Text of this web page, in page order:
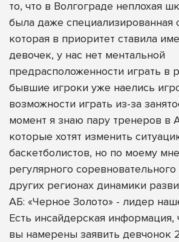
то, что в Волгограде неплохая
была даже специализированная
которая в приоритет ставила
девочек, у нас нет ментальной
предрасположенности играть в
бывшие игроки уже наелись
возможности играть из-за
момент я знаю пару тренеров в
которые хотят изменить
баскетболистов, но по моему
регулярного
других регионах динамики
АБ: «Черное Золото» - лидер
Есть инсайдерская информация,
вы намерены заявить девчонок